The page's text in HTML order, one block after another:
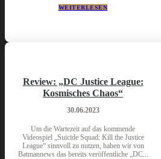
WEITERLESEN
Review: „DC Justice League:
Kosmisches Chaos“
30.06.2023
Um die Wartezeit auf das kommende
Videospiel „Suicide Squad: Kill the Justice
League“ sinnvoll zu nutzen, haben wir von
Batmannews das bereits veröffentliche „DC...